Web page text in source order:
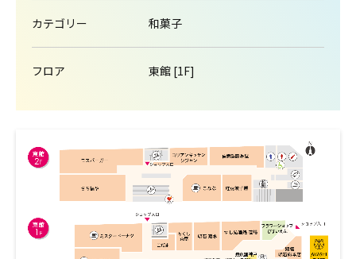
カテゴリー 和菓子
フロア 東館 [1F]